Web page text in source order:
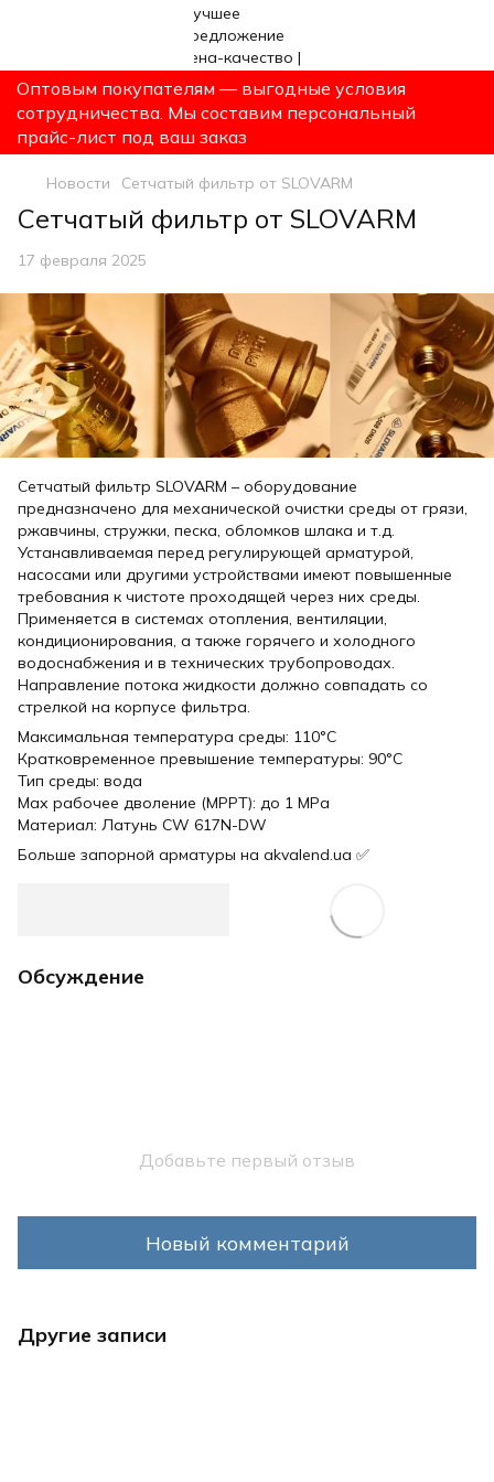
Оптовым покупателям — выгодные условия
сотрудничества. Мы составим персональный
прайс-лист под ваш заказ
Новости Сетчатый фильтр от SLOVARM
Сетчатый фильтр от SLOVARM
17 февраля 2025
Сетчатый фильтр SLOVARM – оборудование
предназначено для механической очистки среды от грязи,
ржавчины, стружки, песка, обломков шлака и т.д.
Устанавливаемая перед регулирующей арматурой,
насосами или другими устройствами имеют повышенные
требования к чистоте проходящей через них среды.
Применяется в системах отопления, вентиляции,
кондиционирования, а также горячего и холодного
водоснабжения и в технических трубопроводах.
Направление потока жидкости должно совпадать со
стрелкой на корпусе фильтра.
Максимальная температура среды: 110°C
Кратковременное превышение температуры: 90°C
Тип среды: вода
Мах рабочее дволение (MPPT): до 1 MPa
Материал: Латунь CW 617N-DW
Больше запорной арматуры на akvalend.ua ✅
Обсуждение
Добавьте первый отзыв
Новый комментарий
Другие записи